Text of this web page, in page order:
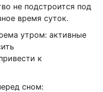
не подстроится под
время суток.
утром: активные
к
сном: